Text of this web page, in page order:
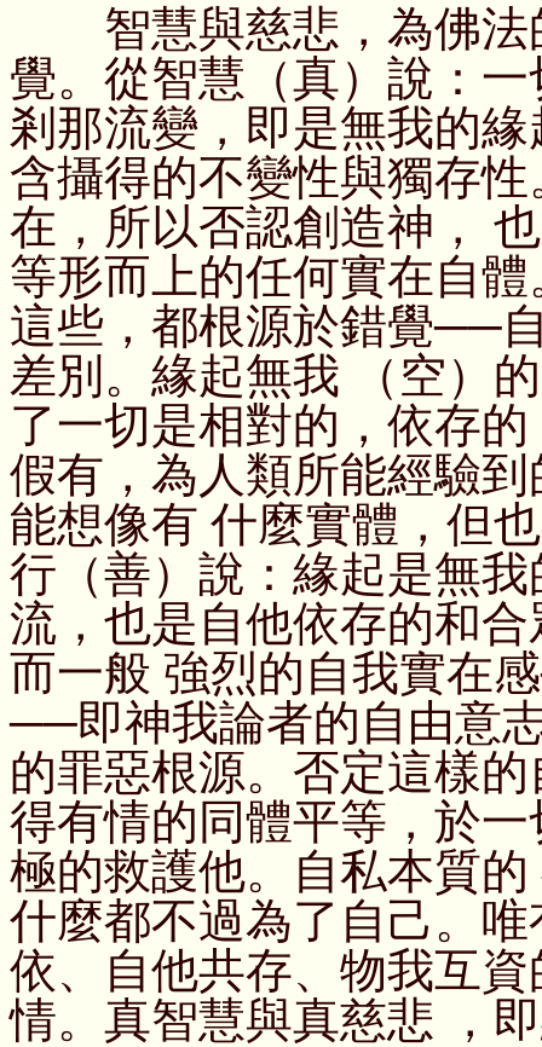
智慧與慈悲，為佛法
覺。從智慧（真）說：
剎那流變，即是無我的
含攝得的不變性與獨存
在，所以否認創造神，
等形而上的任何實在自
這些，都根源於錯覺──
差別。緣起無我 （空）
了一切是相對的，依存
假有，為人類所能經驗
能想像有 什麼實體，但
行（善）說：緣起是無
流，也是自他依存的和
而一般 強烈的自我實在
──即神我論者的自由意
的罪惡根源。否定這樣
得有情的同體平等，於
極的救護他。自私本質
什麼都不過為了自己。
依、自他共存、物我互
情。真智慧與真慈悲 ，